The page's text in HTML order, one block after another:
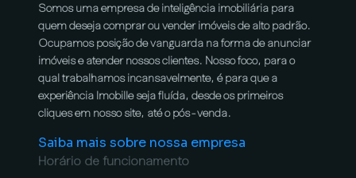
Somos uma empresa de inteligência imobiliária para
quem deseja comprar ou vender imóveis de alto padrão.
Ocupamos posição de vanguarda na forma de anunciar
imóveis e atender nossos clientes. Nosso foco, para o
qual trabalhamos incansavelmente, é para que a
experiência Imobille seja fluída, desde os primeiros
cliques em nosso site, até o pós-venda.
Saiba mais sobre nossa empresa
Horário de funcionamento